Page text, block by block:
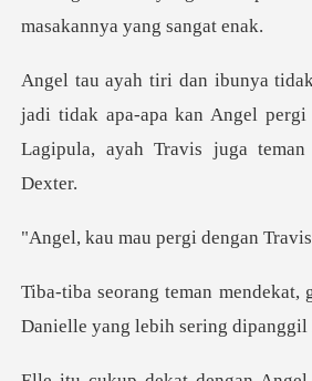
adi tidak apa-apa kan Angel pergi
Lag
mau pergi de
,
Danielle